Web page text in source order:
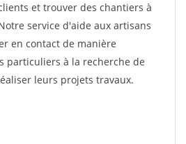
et trouver des chantiers à
service d'aide aux artisans
en contact de manière
particuliers à la recherche de
leurs projets travaux.